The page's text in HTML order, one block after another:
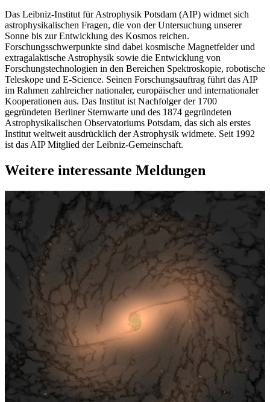
Das Leibniz-Institut für Astrophysik Potsdam (AIP) widmet sich
astrophysikalischen Fragen, die von der Untersuchung unserer
Sonne bis zur Entwicklung des Kosmos reichen.
Forschungsschwerpunkte sind dabei kosmische Magnetfelder und
extragalaktische Astrophysik sowie die Entwicklung von
Forschungstechnologien in den Bereichen Spektroskopie, robotische
Teleskope und E-Science. Seinen Forschungsauftrag führt das AIP
im Rahmen zahlreicher nationaler, europäischer und internationaler
Kooperationen aus. Das Institut ist Nachfolger der 1700
gegründeten Berliner Sternwarte und des 1874 gegründeten
Astrophysikalischen Observatoriums Potsdam, das sich als erstes
Institut weltweit ausdrücklich der Astrophysik widmete. Seit 1992
ist das AIP Mitglied der Leibniz-Gemeinschaft.
Weitere interessante Meldungen